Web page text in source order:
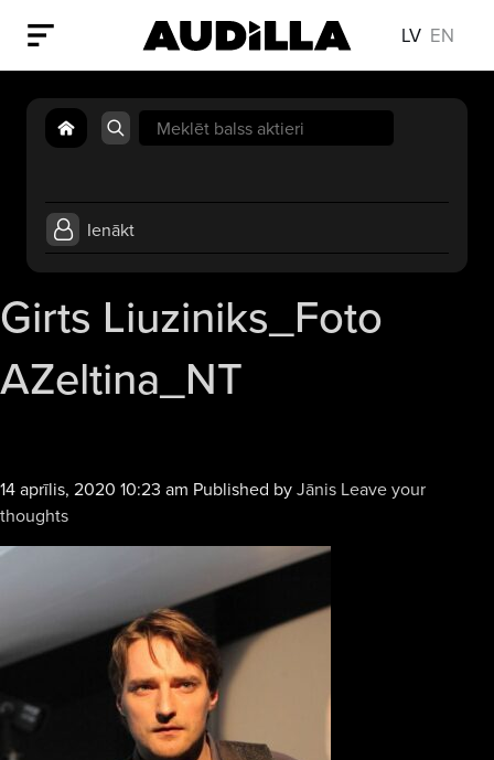
LV EN
Search
for:
Ienākt
Girts Liuziniks_Foto
AZeltina_NT
14 aprīlis, 2020 10:23 am Published byJānis Leave your
thoughts